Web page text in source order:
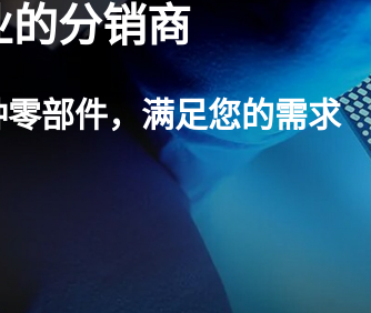
的分销商
部件，满足您的需求